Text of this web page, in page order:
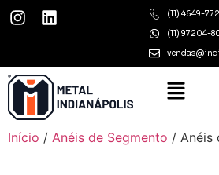
(11) 4649-
(11) 97204-
Início / Anéis de Segmento / Anéis